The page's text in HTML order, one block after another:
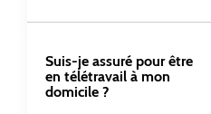
Suis-je assuré pour être
en télétravail à mon
domicile ?